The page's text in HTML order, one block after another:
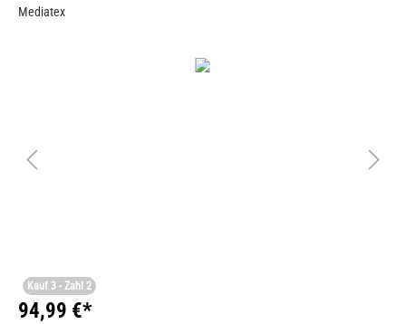
Mediatex
Kauf 3 - Zahl 2
94,99 €*